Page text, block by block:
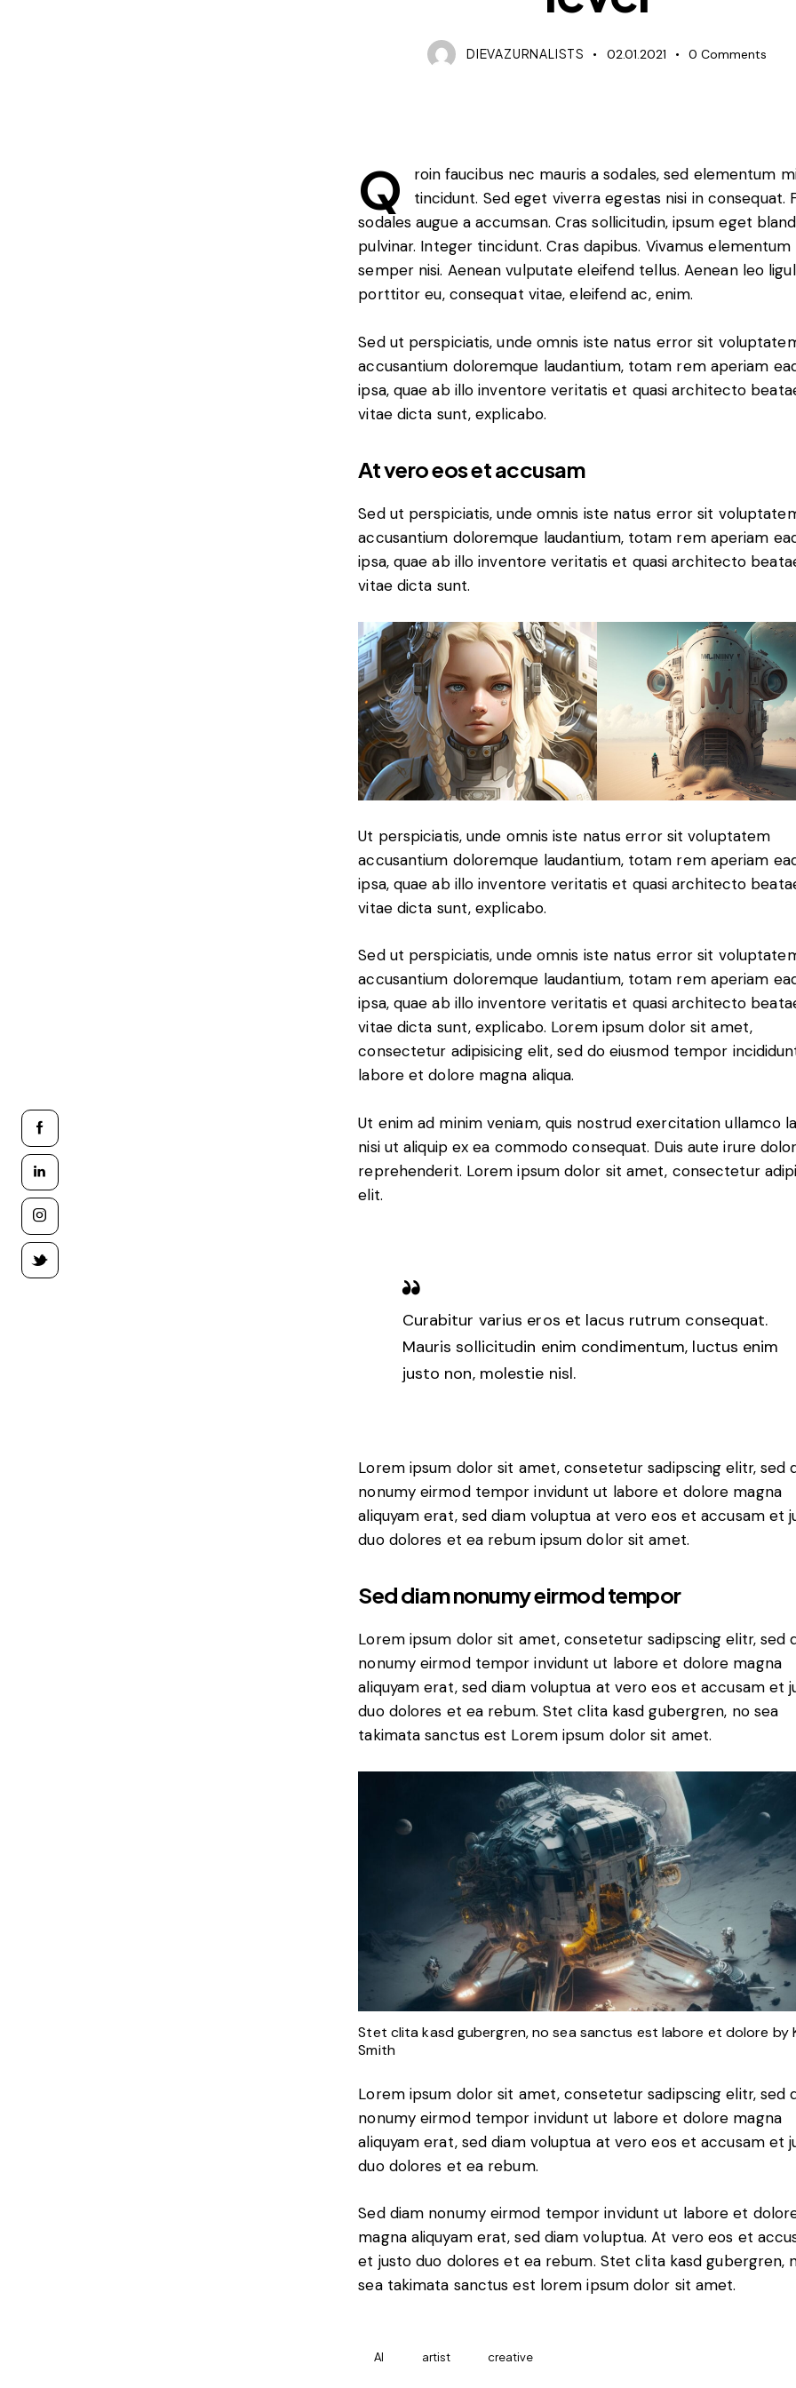
DIEVAZURNALISTS 02.01.2021 0 Comments
Q
roin faucibus nec mauris a sodales, sed elementum
tincidunt. Sed eget viverra egestas nisi in consequat.
sodales augue a accumsan. Cras sollicitudin, ipsum eget
pulvinar. Integer tincidunt. Cras dapibus. Vivamus elementum
semper nisi. Aenean vulputate eleifend tellus. Aenean leo
porttitor eu, consequat vitae, eleifend ac, enim.
Sed ut perspiciatis, unde omnis iste natus error sit
accusantium doloremque laudantium, totam rem aperiam
ipsa, quae ab illo inventore veritatis et quasi architecto
vitae dicta sunt, explicabo.
At vero eos et accusam
Sed ut perspiciatis, unde omnis iste natus error sit
accusantium doloremque laudantium, totam rem aperiam
ipsa, quae ab illo inventore veritatis et quasi architecto
vitae dicta sunt.
Ut perspiciatis, unde omnis iste natus error sit voluptatem
accusantium doloremque laudantium, totam rem aperiam
ipsa, quae ab illo inventore veritatis et quasi architecto
vitae dicta sunt, explicabo.
Sed ut perspiciatis, unde omnis iste natus error sit
accusantium doloremque laudantium, totam rem aperiam
ipsa, quae ab illo inventore veritatis et quasi architecto
vitae dicta sunt, explicabo. Lorem ipsum dolor sit amet,
consectetur adipisicing elit, sed do eiusmod tempor
labore et dolore magna aliqua.
Ut enim ad minim veniam, quis nostrud exercitation ullamco
nisi ut aliquip ex ea commodo consequat. Duis aute irure
reprehenderit. Lorem ipsum dolor sit amet, consectetur
elit.
Curabitur varius eros et lacus rutrum consequat.
Mauris sollicitudin enim condimentum, luctus enim
justo non, molestie nisl.
Lorem ipsum dolor sit amet, consetetur sadipscing elitr, sed
nonumy eirmod tempor invidunt ut labore et dolore magna
aliquyam erat, sed diam voluptua at vero eos et accusam et
duo dolores et ea rebum ipsum dolor sit amet.
Sed diam nonumy eirmod tempor
Lorem ipsum dolor sit amet, consetetur sadipscing elitr, sed
nonumy eirmod tempor invidunt ut labore et dolore magna
aliquyam erat, sed diam voluptua at vero eos et accusam et
duo dolores et ea rebum. Stet clita kasd gubergren, no sea
takimata sanctus est Lorem ipsum dolor sit amet.
Stet clita kasd gubergren, no sea sanctus est labore et dolore by
Smith
Lorem ipsum dolor sit amet, consetetur sadipscing elitr, sed
nonumy eirmod tempor invidunt ut labore et dolore magna
aliquyam erat, sed diam voluptua at vero eos et accusam et
duo dolores et ea rebum.
Sed diam nonumy eirmod tempor invidunt ut labore et
magna aliquyam erat, sed diam voluptua. At vero eos et
et justo duo dolores et ea rebum. Stet clita kasd gubergren,
sea takimata sanctus est lorem ipsum dolor sit amet.
AI artist creative